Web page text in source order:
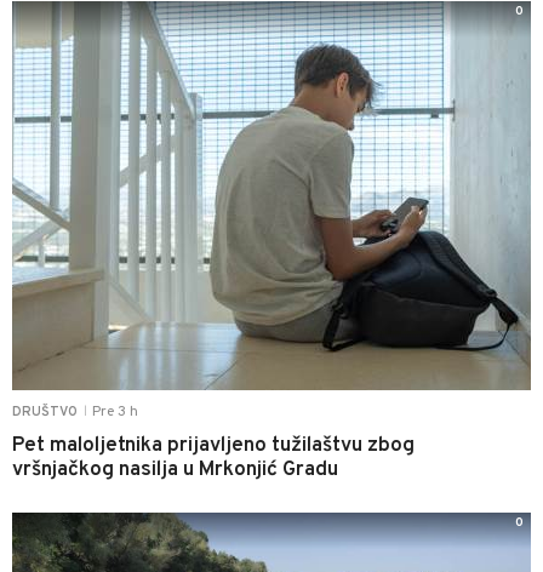
DRUŠTVO Pre 3 h
Pet maloljetnika prijavljeno tužilaštvu zbog
vršnjačkog nasilja u Mrkonjić Gradu
0
0